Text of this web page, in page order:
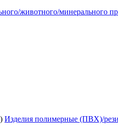
животного/минерального
Изделия полимерные (ПВХ)/